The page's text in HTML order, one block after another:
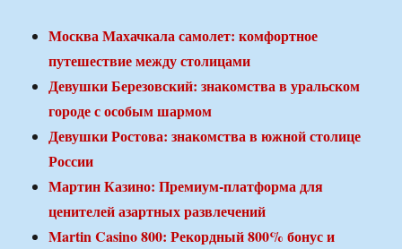
Москва Махачкала самолет: комфортное
путешествие между столицами
Девушки Березовский: знакомства в уральском
городе с особым шармом
Девушки Ростова: знакомства в южной столице
России
Мартин Казино: Премиум-платформа для
ценителей азартных развлечений
Martin Casino 800: Рекордный 800% бонус и